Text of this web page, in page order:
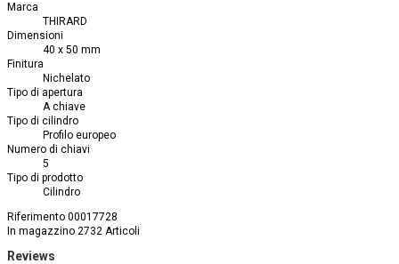
Marca
THIRARD
Dimensioni
40 x 50 mm
Finitura
Nichelato
Tipo di apertura
A chiave
Tipo di cilindro
Profilo europeo
Numero di chiavi
5
Tipo di prodotto
Cilindro
Riferimento 00017728
In magazzino 2732 Articoli
Reviews